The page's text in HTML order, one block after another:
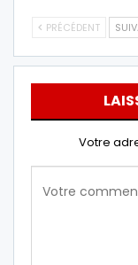
PRÉCÉDENT
Votre